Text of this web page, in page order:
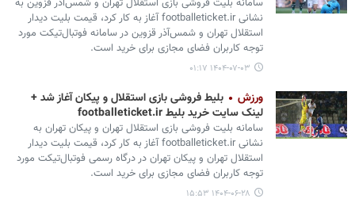
سامانه بلیت فروشی بازی استقلال تهران و شمس‌آذر قزوین به
نشانی footballeticket.ir آغاز به کار کرد، قیمت بلیت دیدار
استقلال تهران و شمس‌آذر قزوین در سامانه فوتبال‌تیکت مورد
توجه کاربران فضای مجازی برای خرید است.
۱۴۰۴-۰۷-۰۳ ۰۱:۱۷
ورزش
بلیط فروشی بازی استقلال و پیکان آغاز شد +
لینک سایت خرید بلیط footballeticket.ir
سامانه بلیت فروشی بازی استقلال تهران و پیکان تهران به
نشانی footballeticket.ir آغاز به کار کرد، قیمت بلیت دیدار
استقلال تهران و پیکان تهران در درگاه رسمی فوتبال‌تیکت مورد
توجه کاربران فضای مجازی برای خرید است.
۱۴۰۴-۰۶-۲۸ ۱۵:۵۳